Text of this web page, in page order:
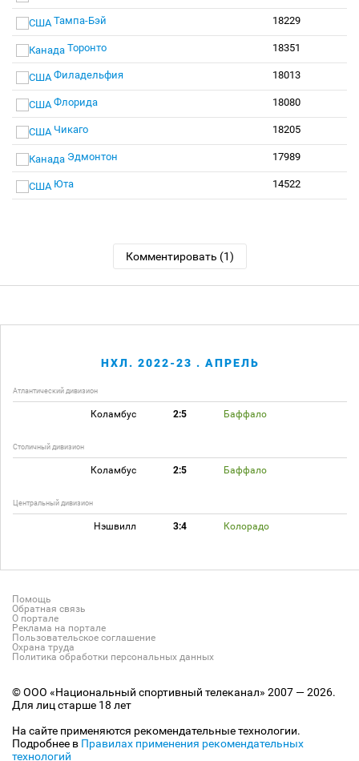
Тампа-Бэй 18229
Торонто 18351
Филадельфия 18013
Флорида 18080
Чикаго 18205
Эдмонтон 17989
Юта 14522
Комментировать (1)
НХЛ. 2022-23 . АПРЕЛЬ
Атлантический дивизион
Коламбус 2:5 Баффало
Столичный дивизион
Коламбус 2:5 Баффало
Центральный дивизион
Нэшвилл 3:4 Колорадо
Помощь
Обратная связь
О портале
Реклама на портале
Пользовательское соглашение
Охрана труда
Политика обработки персональных данных
© ООО «Национальный спортивный телеканал» 2007 — 2026.
Для лиц старше 18 лет
На сайте применяются рекомендательные технологии.
Подробнее в Правилах применения рекомендательных
технологий